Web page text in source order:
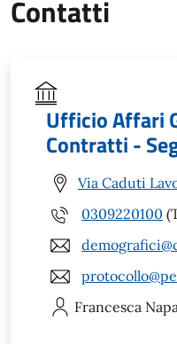
Contatti
Ufficio Affari
Contratti -
Via Caduti
0309220100
Francesca